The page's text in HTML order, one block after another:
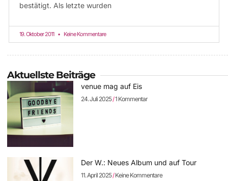
bestätigt. Als letzte wurden
19. Oktober 2011 Keine Kommentare
Aktuellste Beiträge
venue mag auf Eis
24. Juli 2025 1 Kommentar
Der W.: Neues Album und auf Tour
11. April 2025 Keine Kommentare